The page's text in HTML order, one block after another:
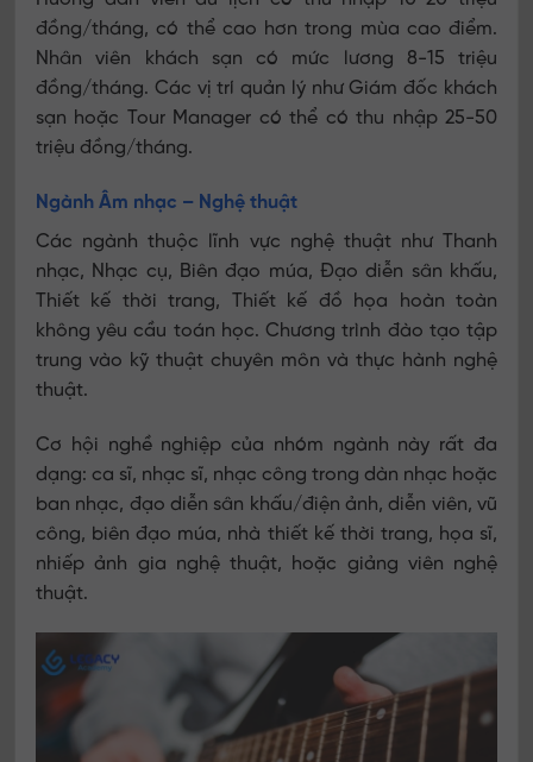
đồng/tháng, có thể cao hơn trong mùa cao điểm.
Nhân viên khách sạn có mức lương 8-15 triệu
đồng/tháng. Các vị trí quản lý như Giám đốc khách
sạn hoặc Tour Manager có thể có thu nhập 25-50
triệu đồng/tháng.
Ngành Âm nhạc – Nghệ thuật
Các ngành thuộc lĩnh vực nghệ thuật như Thanh
nhạc, Nhạc cụ, Biên đạo múa, Đạo diễn sân khấu,
Thiết kế thời trang, Thiết kế đồ họa hoàn toàn
không yêu cầu toán học. Chương trình đào tạo tập
trung vào kỹ thuật chuyên môn và thực hành nghệ
thuật.
Cơ hội nghề nghiệp của nhóm ngành này rất đa
dạng: ca sĩ, nhạc sĩ, nhạc công trong dàn nhạc hoặc
ban nhạc, đạo diễn sân khấu/điện ảnh, diễn viên, vũ
công, biên đạo múa, nhà thiết kế thời trang, họa sĩ,
nhiếp ảnh gia nghệ thuật, hoặc giảng viên nghệ
thuật.